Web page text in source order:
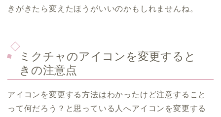
きがきたら変えたほうがいいのかもしれませんね。
ミクチャのアイコンを変更すると
きの注意点
アイコンを変更する方法はわかったけど注意すること
って何だろう？と思っている人へアイコンを変更する